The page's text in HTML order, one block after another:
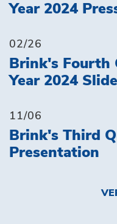
Year 2024
02/26
Brink's Fourth
Year 2024
11/06
Brink's Third
Presentation